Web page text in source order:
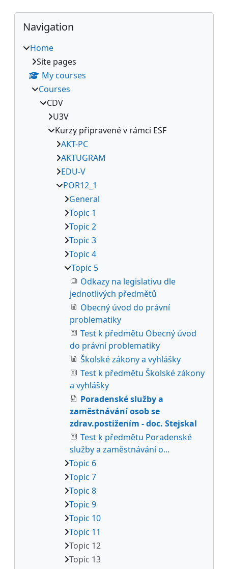
Blocks
Skip Navigation
Navigation
Home
Site pages
My courses
Courses
CDV
U3V
Kurzy připravené v rámci ESF
AKT-PC
AKTUGRAM
EDU-V
POR12_1
General
Topic 1
Topic 2
Topic 3
Topic 4
Topic 5
Odkazy na legislativu dle
jednotlivých předmětů
Obecný úvod do právní
problematiky
Test k předmětu Obecný úvod
do právní problematiky
Školské zákony a vyhlášky
Test k předmětu Školské zákony
a vyhlášky
Poradenské služby a
zaměstnávání osob se
zdrav.postižením - doc. Stejskal
Test k předmětu Poradenské
služby a zaměstnávání o...
Topic 6
Topic 7
Topic 8
Topic 9
Topic 10
Topic 11
Topic 12
Topic 13